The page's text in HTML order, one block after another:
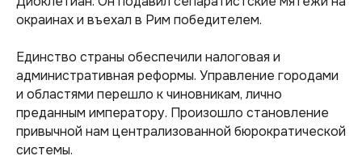
окраинах и въехал в Рим победителем.
Единство страны обеспечили налоговая и
административная реформы. Управление городами
и областями перешло к чиновникам, лично
преданным императору. Произошло становление
привычной нам централизованной бюрократической
системы.